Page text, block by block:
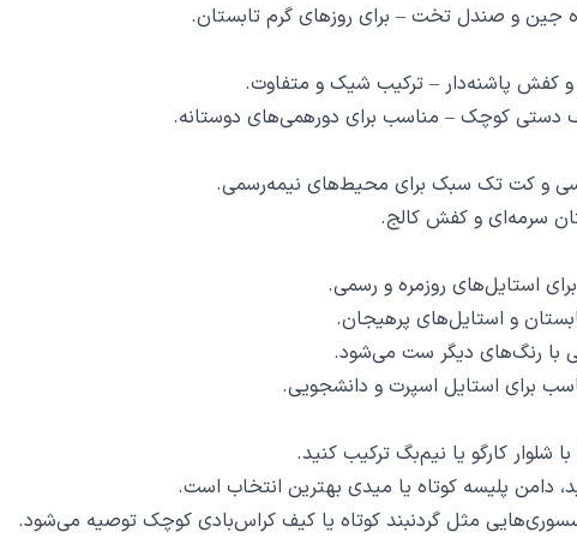
جین و صندل تخت – برای روزهای گرم تابستان.
و کفش پاشنه‌دار – ترکیب شیک و متفاوت.
دستی کوچک – مناسب برای دورهمی‌های دوستانه.
و کت تک سبک برای محیط‌های نیمه‌رسمی.
سرمه‌ای و کفش کالج.
استایل‌های روزمره و رسمی.
و استایل‌های پرهیجان.
با رنگ‌های دیگر ست می‌شود.
برای استایل اسپرت و دانشجویی.
شلوار کارگو یا نیم‌بگ ترکیب کنید.
دامن پلیسه کوتاه یا میدی بهترین انتخاب است.
مثل گردنبند کوتاه یا کیف کراس‌بادی کوچک توصیه می‌شود.